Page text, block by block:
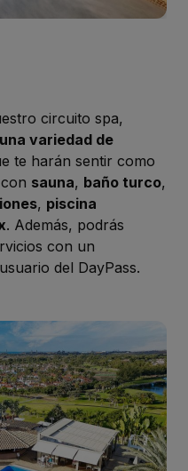
circuito spa,
variedad de
te harán sentir como
sauna, baño turco,
, piscina
. Además, podrás
con un
del DayPass.